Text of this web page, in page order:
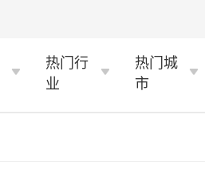
热门行
业
热门城
市